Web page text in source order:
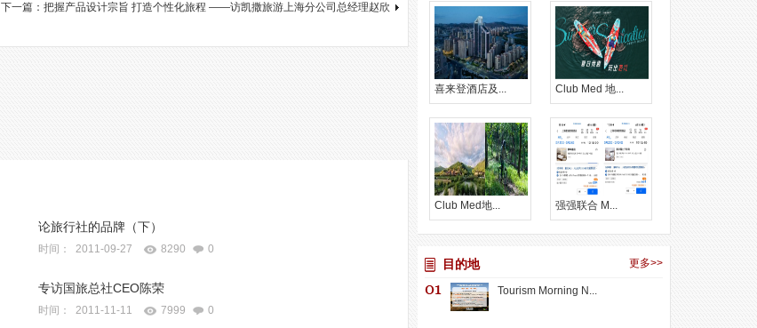
下一篇：把握产品设计宗旨 打造个性化旅程 ——访凯撒旅游上海分公司总经理赵欣
论旅行社的品牌（下）
时间： 2011-09-27 8290 0
专访国旅总社CEO陈荣
时间： 2011-11-11 7999 0
喜来登酒店及... Club Med 地...
Club Med地... 强强联合 M...
更多>>
目的地
Tourism Morning N...